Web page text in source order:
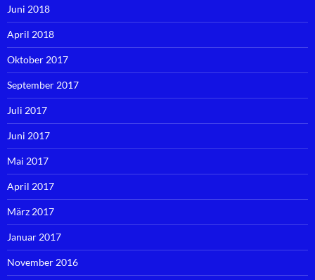
Juni 2018
April 2018
Oktober 2017
September 2017
Juli 2017
Juni 2017
Mai 2017
April 2017
März 2017
Januar 2017
November 2016